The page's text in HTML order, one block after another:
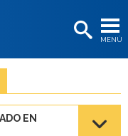
MENÚ
EN